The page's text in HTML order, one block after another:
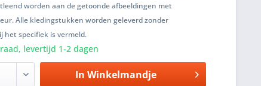
worden aan de getoonde afbeeldingen met
Alle kledingstukken worden geleverd zonder
het specifiek is vermeld.
levertijd 1-2 dagen
In Winkelmandje